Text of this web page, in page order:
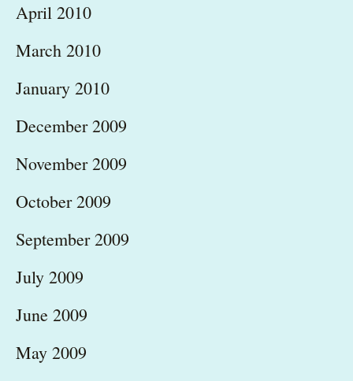
April 2010
March 2010
January 2010
December 2009
November 2009
October 2009
September 2009
July 2009
June 2009
May 2009